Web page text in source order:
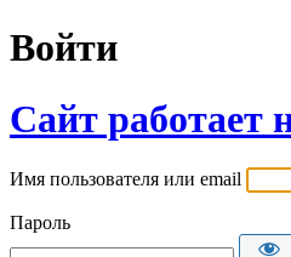
Войти
Сайт работает
Имя пользователя или email
Пароль